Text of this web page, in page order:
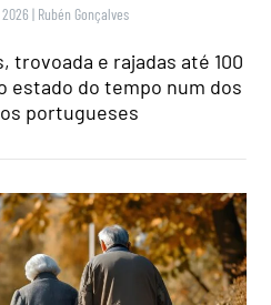
| Rubén Gonçalves
trovoada e rajadas até 100
estado do tempo num dos
portugueses